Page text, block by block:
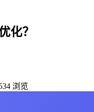
化？
浏览